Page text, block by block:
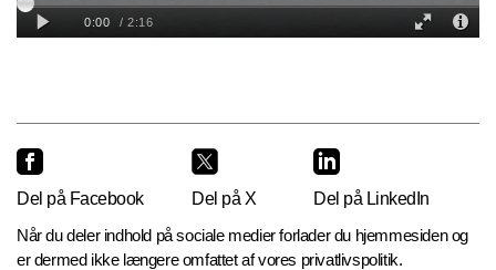
Del på Facebook Del på X
Del på LinkedIn
Når du deler indhold på sociale medier forlader du hjemmesiden og
er dermed ikke længere omfattet af vores privatlivspolitik.